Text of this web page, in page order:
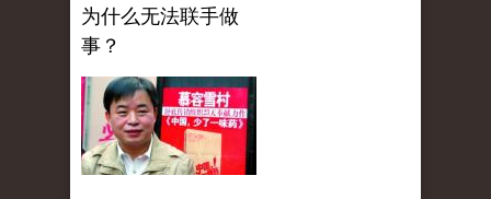
为什么无法联手做
事？